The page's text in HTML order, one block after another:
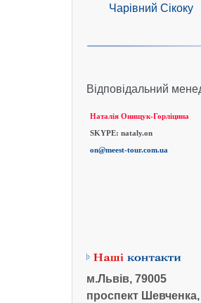
Чарівний Сікоку
Відповідальний
Наталія Онищук-Горліцина
SKYPE: nataly.on
on@meest-tour.com.ua
м.Львів, 79005
проспект Шевченка,